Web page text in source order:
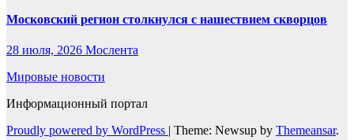
Московский регион столкнулся с нашествием скворцов
28 июля, 2026 Мослента
Мировые новости
Информационный портал
Proudly powered by WordPress | Theme: Newsup by Themeansar.